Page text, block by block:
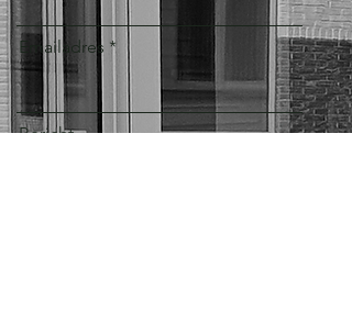
Emailadres
Bericht